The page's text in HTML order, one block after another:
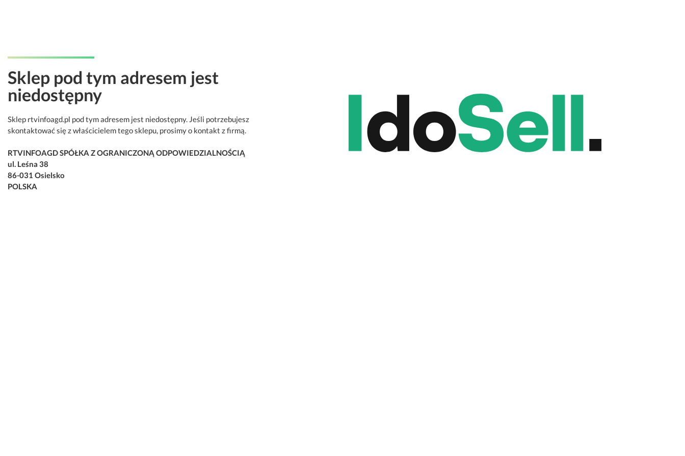
Sklep pod tym adresem jest
niedostępny
Sklep rtvinfoagd.pl pod tym adresem jest niedostępny. Jeśli potrzebujesz
skontaktować się z właścicielem tego sklepu, prosimy o kontakt z firmą.
RTVINFOAGD SPÓŁKA Z OGRANICZONĄ ODPOWIEDZIALNOŚCIĄ
ul. Leśna 38
86-031 Osielsko
POLSKA